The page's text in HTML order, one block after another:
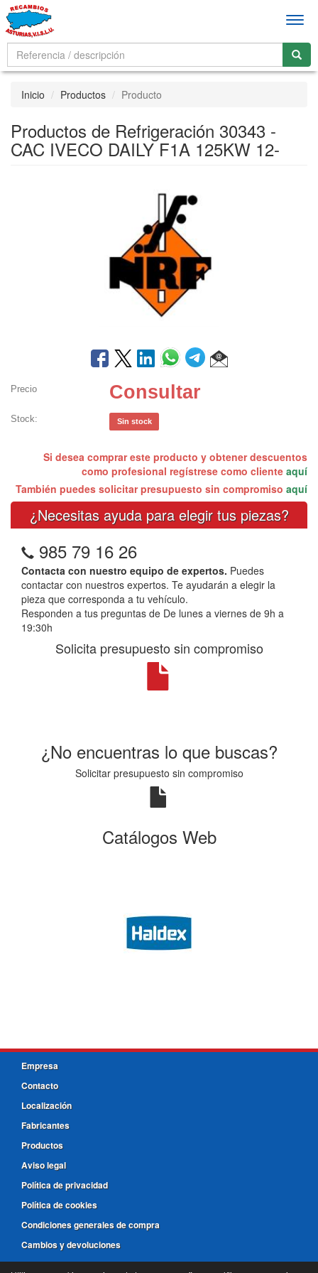
Inicio Productos Producto
Productos de Refrigeración 30343 -
CAC IVECO DAILY F1A 125KW 12-
Precio Consultar
Stock: Sin stock
Si desea comprar este producto y obtener descuentos
como profesional regístrese como cliente aquí
También puedes solicitar presupuesto sin compromiso aquí
¿Necesitas ayuda para elegir tus piezas?
985 79 16 26
Contacta con nuestro equipo de expertos. Puedes
contactar con nuestros expertos. Te ayudarán a elegir la
pieza que corresponda a tu vehículo.
Responden a tus preguntas de De lunes a viernes de 9h a
19:30h
Solicita presupuesto sin compromiso
¿No encuentras lo que buscas?
Solicitar presupuesto sin compromiso
Catálogos Web
Empresa
Contacto
Localización
Fabricantes
Productos
Aviso legal
Política de privacidad
Política de cookies
Condiciones generales de compra
Cambios y devoluciones